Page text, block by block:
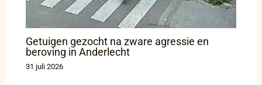
Getuigen gezocht na zware agressie en
beroving in Anderlecht
31 juli 2026